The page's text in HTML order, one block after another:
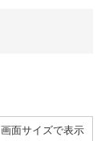
画面サイズで表示